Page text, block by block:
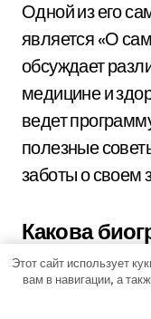
Одной из его
является «О
обсуждает
медицине и
ведет
полезные
заботы о своем
Какова
Мясникова?
Вячеслав
Этот сайт использует
вам в навигации, а